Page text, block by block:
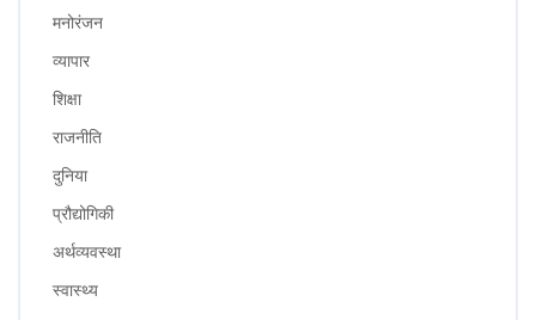
मनोरंजन
व्यापार
शिक्षा
राजनीति
दुनिया
प्रौद्योगिकी
अर्थव्यवस्था
स्वास्थ्य